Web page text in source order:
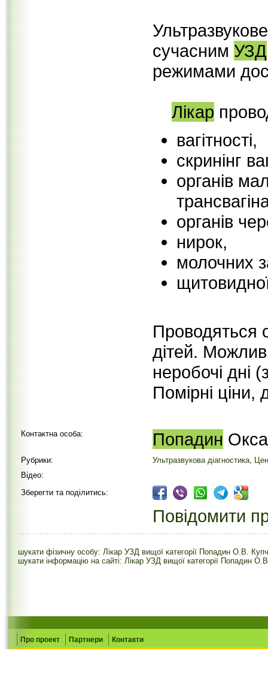
сучасним УЗД
режимами
Лікар
вагітності,
скринінг
органів
органів
нирок,
молочних
Проводяться
дітей.
неробочі дні
Помірні ціни,
Контактна особа: Попадин
Рубрики: Ультразвукова діагностика,
Відео:
Зберегти та поділитись:
Повідомити
шукати фізичну особу: Лікар УЗД вищої категорії Попадин О.В.
шукати інформацію на сайті: Лікар УЗД вищої категорії Попадин
Про проект Партнери Контакти